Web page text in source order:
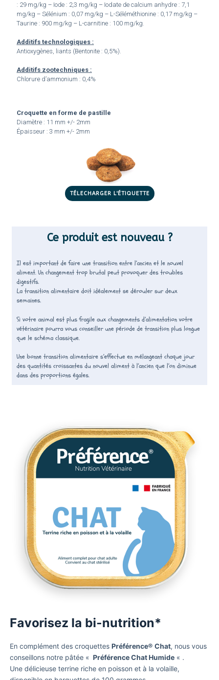
: 29 mg/kg – Iode : 2,3 mg/kg – Iodate de calcium anhydre : 7,1
mg/kg – Sélénium : 0,07 mg/kg – L-Séléméthionine : 0,17 mg/kg –
Taurine : 900 mg/kg – L-carnitine : 100 mg/kg.
Additifs technologiques :
Antioxygènes, liants (Bentonite : 0,5%).
Additifs zootechniques :
Chlorure d’ammonium : 0,4%
Croquette en forme de pastille
Diamètre : 11 mm +/- 2mm
Épaisseur : 3 mm +/- 2mm
TÉLECHARGER L'ÉTIQUETTE
Ce produit est nouveau ?
Il est important de faire une transition entre l’ancien et le nouvel
aliment. Un changement trop brutal peut provoquer des troubles
digestifs.
La transition alimentaire doit idéalement se dérouler sur deux
semaines.
Si votre animal est plus fragile aux changements d’alimentation votre
vétérinaire pourra vous conseiller une période de transition plus longue
que le schéma classique.
Une bonne transition alimentaire s’effectue en mélangeant chaque jour
des quantités croissantes du nouvel aliment à l’ancien que l’on diminue
dans des proportions égales.
Favorisez la bi-nutrition*
En complément des croquettes Préférence® Chat, nous vous
conseillons notre pâtée « Préférence Chat Humide « .
Une délicieuse terrine riche en poisson et à la volaille,